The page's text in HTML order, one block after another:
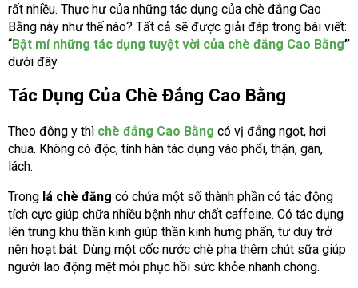
rất nhiều. Thực hư của những tác dụng của chè đắng Cao
Bằng này như thế nào? Tất cả sẽ được giải đáp trong bài viết:
“Bật mí những tác dụng tuyệt vời của chè đắng Cao Bằng”
dưới đây
Tác Dụng Của Chè Đắng Cao Bằng
Theo đông y thì chè đắng Cao Bằng có vị đắng ngọt, hơi
chua. Không có độc, tính hàn tác dụng vào phổi, thận, gan,
lách.
Trong lá chè đắng có chứa một số thành phần có tác động
tích cực giúp chữa nhiều bệnh như chất caffeine. Có tác dụng
lên trung khu thần kinh giúp thần kinh hưng phấn, tư duy trở
nên hoạt bát. Dùng một cốc nước chè pha thêm chút sữa giúp
người lao động mệt mỏi phục hồi sức khỏe nhanh chóng.